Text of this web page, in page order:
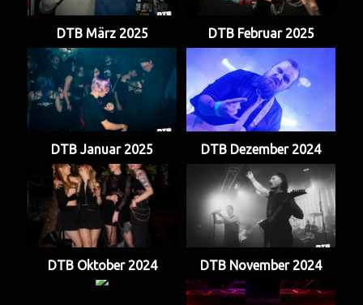
DTB März 2025 DTB Februar 2025
DTB Januar 2025 DTB Dezember 2024
DTB Oktober 2024 DTB November 2024